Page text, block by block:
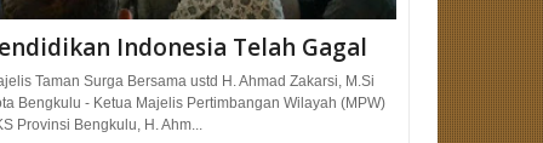
Indonesia Telah Gagal
Taman Surga Bersama ustd H. Ahmad Zakarsi, M.Si
Bengkulu - Ketua Majelis Pertimbangan Wilayah (MPW)
Provinsi Bengkulu, H. Ahm...